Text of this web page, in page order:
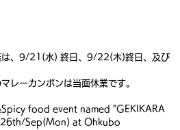
は、9/21(水) 終日、9/22(木)終日、及び
レーカンポンは当面休業です。
food event named "GEKIKARA
Sep(Mon) at Ohkubo